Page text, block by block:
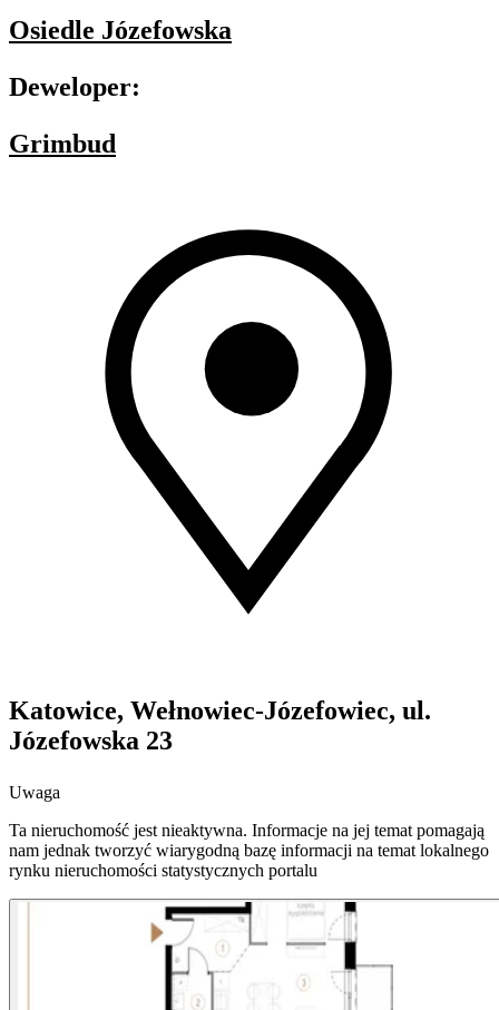
Osiedle Józefowska
Deweloper:
Grimbud
Katowice, Wełnowiec-Józefowiec, ul.
Józefowska 23
Uwaga
Ta nieruchomość jest nieaktywna. Informacje na jej temat pomagają
nam jednak tworzyć wiarygodną bazę informacji na temat lokalnego
rynku nieruchomości statystycznych portalu